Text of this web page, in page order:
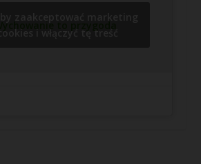
to przygoda
i włączyć tę treść